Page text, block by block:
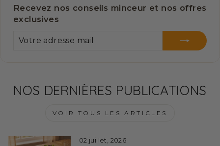
Recevez nos conseils minceur et nos offres
exclusives
ADRESSE
NOS DERNIÈRES PUBLICATIONS
VOIR TOUS LES ARTICLES
02 juillet, 2026